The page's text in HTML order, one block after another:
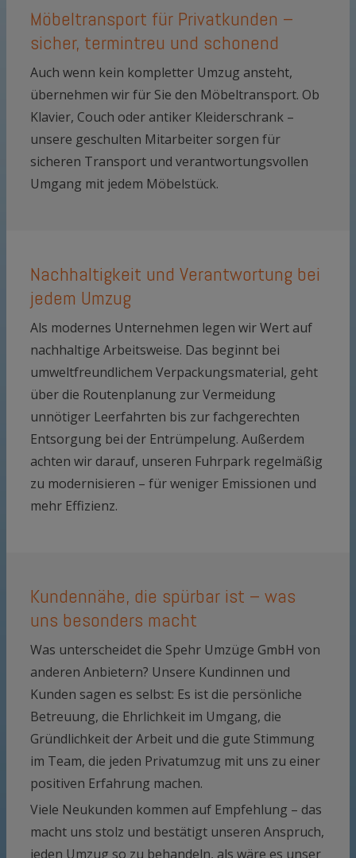
Möbeltransport für Privatkunden –
sicher, termintreu und schonend
Auch wenn kein kompletter Umzug ansteht,
übernehmen wir für Sie den Möbeltransport. Ob
Klavier, Couch oder antiker Kleiderschrank –
unsere geschulten Mitarbeiter sorgen für
sicheren Transport und verantwortungsvollen
Umgang mit jedem Möbelstück.
Nachhaltigkeit und Verantwortung bei
jedem Umzug
Als modernes Unternehmen legen wir Wert auf
nachhaltige Arbeitsweise. Das beginnt bei
umweltfreundlichem Verpackungsmaterial, geht
über die Routenplanung zur Vermeidung
unnötiger Leerfahrten bis zur fachgerechten
Entsorgung bei der Entrümpelung. Außerdem
achten wir darauf, unseren Fuhrpark regelmäßig
zu modernisieren – für weniger Emissionen und
mehr Effizienz.
Kundennähe, die spürbar ist – was
uns besonders macht
Was unterscheidet die Spehr Umzüge GmbH von
anderen Anbietern? Unsere Kundinnen und
Kunden sagen es selbst: Es ist die persönliche
Betreuung, die Ehrlichkeit im Umgang, die
Gründlichkeit der Arbeit und die gute Stimmung
im Team, die jeden Privatumzug mit uns zu einer
positiven Erfahrung machen.
Viele Neukunden kommen auf Empfehlung – das
macht uns stolz und bestätigt unseren Anspruch,
jeden Umzug so zu behandeln, als wäre es unser